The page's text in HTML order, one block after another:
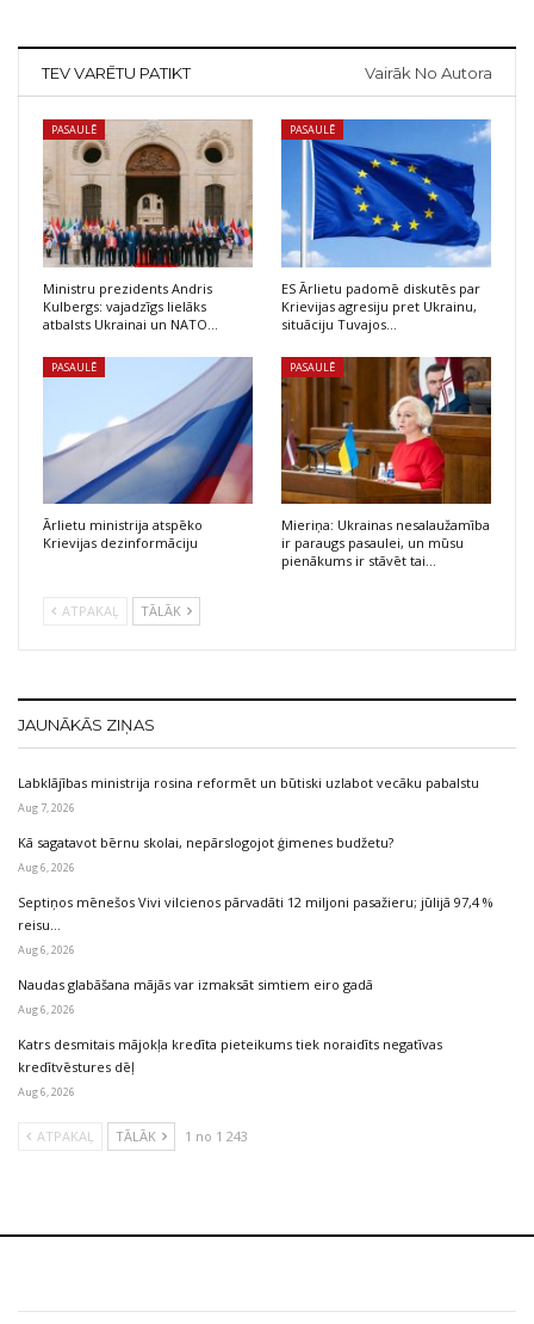
TEV VARĒTU PATIKT Vairāk No Autora
PASAULĒ
Ministru prezidents Andris
Kulbergs: vajadzīgs lielāks
atbalsts Ukrainai un NATO…
PASAULĒ
ES Ārlietu padomē diskutēs par
Krievijas agresiju pret Ukrainu,
situāciju Tuvajos…
PASAULĒ
Ārlietu ministrija atspēko
Krievijas dezinformāciju
PASAULĒ
Mieriņa: Ukrainas nesalaužamība
ir paraugs pasaulei, un mūsu
pienākums ir stāvēt tai…
ATPAKAĻ TĀLĀK
JAUNĀKĀS ZIŅAS
Labklājības ministrija rosina reformēt un būtiski uzlabot vecāku pabalstu
Aug 7, 2026
Kā sagatavot bērnu skolai, nepārslogojot ģimenes budžetu?
Aug 6, 2026
Septiņos mēnešos Vivi vilcienos pārvadāti 12 miljoni pasažieru; jūlijā 97,4 %
reisu…
Aug 6, 2026
Naudas glabāšana mājās var izmaksāt simtiem eiro gadā
Aug 6, 2026
Katrs desmitais mājokļa kredīta pieteikums tiek noraidīts negatīvas
kredītvēstures dēļ
Aug 6, 2026
ATPAKAĻ TĀLĀK 1 no 1 243